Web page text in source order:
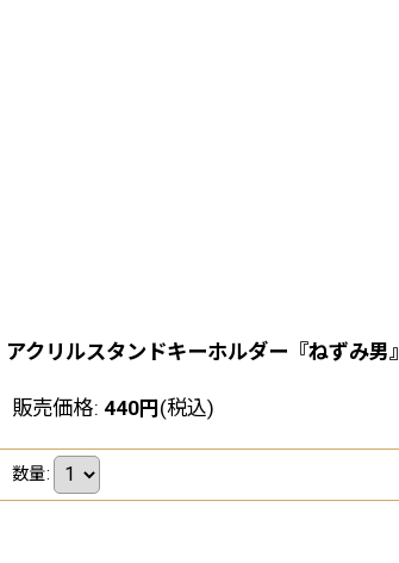
アクリルスタンドキーホルダー『ねずみ男』
販売価格: 440円(税込)
数量: